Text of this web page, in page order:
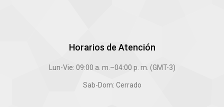
Horarios de Atención
Lun-Vie: 09:00 a. m.–04:00 p. m. (GMT-3)
Sab-Dom: Cerrado